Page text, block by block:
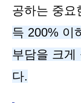
공하는 중요
득 200% 이
부담을 크게
다.